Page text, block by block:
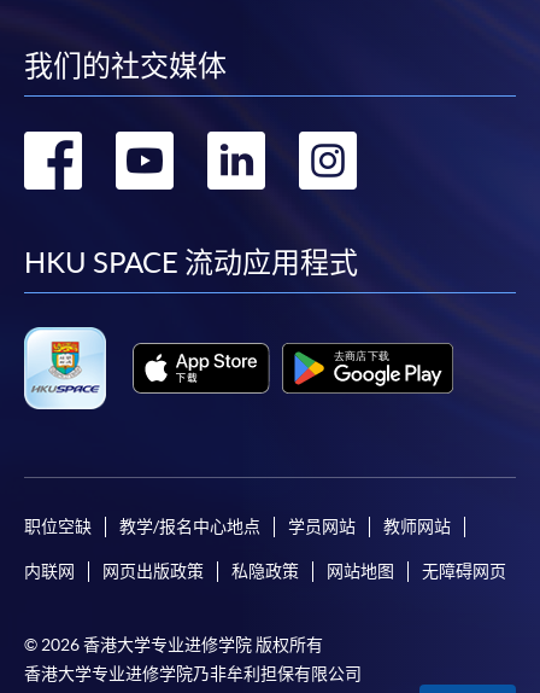
我们的社交媒体
转
facebook
转
youtube
转
linkedin
转
HKU SPACE 流动应用程式
职位空缺 教学/报名中心地点 学员网站 教师网站
内联网 网页出版政策 私隐政策 网站地图 无障碍网页
© 2026 香港大学专业进修学院 版权所有
香港大学专业进修学院乃非牟利担保有限公司